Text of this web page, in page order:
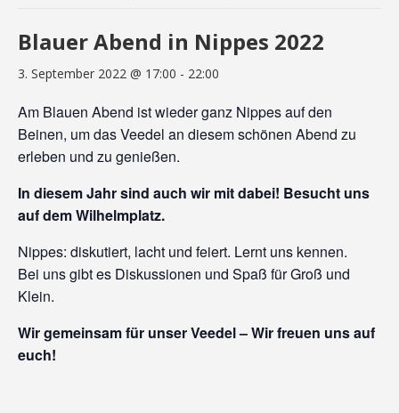
Blauer Abend in Nippes 2022
3. September 2022 @ 17:00 - 22:00
Am Blauen Abend ist wieder ganz Nippes auf den
Beinen, um das Veedel an diesem schönen Abend zu
erleben und zu genießen.
In diesem Jahr sind auch wir mit dabei! Besucht uns
auf dem Wilhelmplatz.
Nippes: diskutiert, lacht und feiert. Lernt uns kennen.
Bei uns gibt es Diskussionen und Spaß für Groß und
Klein.
Wir gemeinsam für unser Veedel – Wir freuen uns auf
euch!